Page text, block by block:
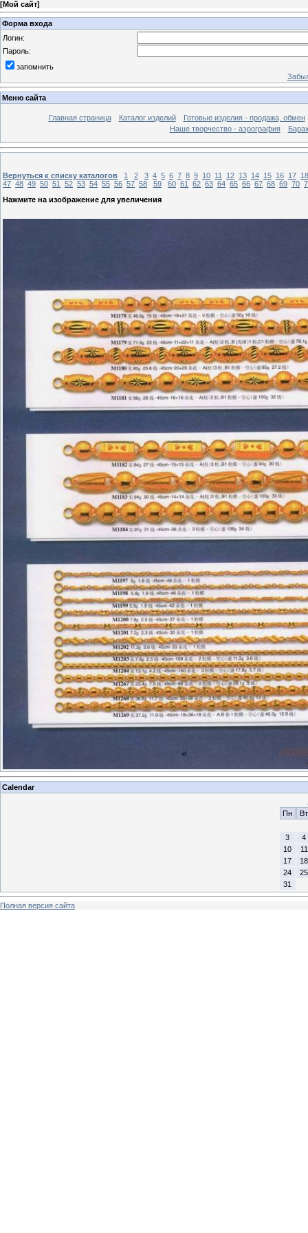
[Мой сайт]
Форма входа
Логин:
Пароль:
запомнить
Меню сайта
Главная страница Каталог изделий
Готовые изделия - продажа, обмен
Наше творчество - аэрография
Вернуться к списку каталогов 1 2 3 4 5 6 7 8 9 10 11 12 13 14 15 16 17 18
47 48 49 50 51 52 53 54 55 56 57 58 59 60 61 62 63 64 65 66 67 68 69 70
Нажмите на изображение для увеличения
Calendar
Пн
Вт
3
4
10
11
17
18
24
25
31
Полная версия сайта